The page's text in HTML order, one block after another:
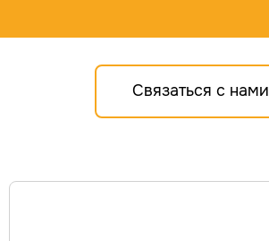
Связаться с нами
SIEM
IdM/IGAIRP/SOAR